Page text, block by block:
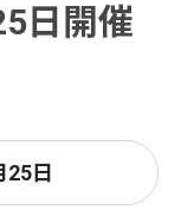
日開催
日